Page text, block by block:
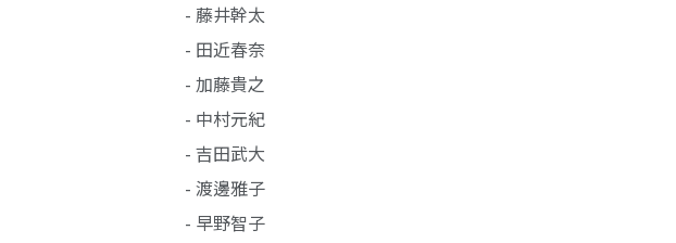
- 藤井幹太
- 田近春奈
- 加藤貴之
- 中村元紀
- 吉田武大
- 渡邊雅子
- 早野智子